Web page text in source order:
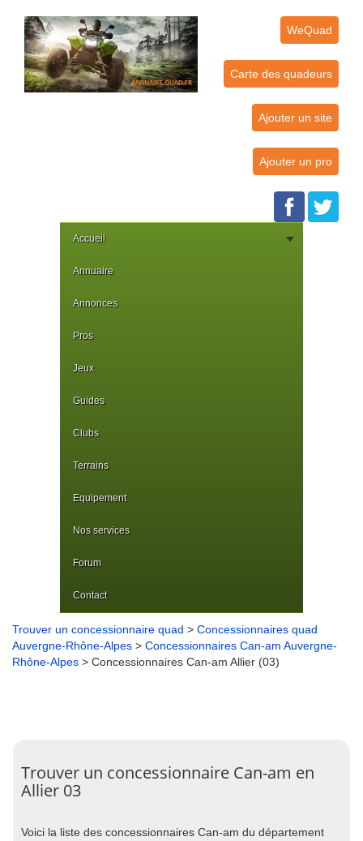
WeQuad
Carte des quadeurs
Ajouter un site
Ajouter un pro
Accueil
Annuaire
Annonces
Pros
Jeux
Guides
Clubs
Terrains
Equipement
Nos services
Forum
Contact
Trouver un concessionnaire quad > Concessionnaires quad
Auvergne-Rhône-Alpes > Concessionnaires Can-am Auvergne-
Rhône-Alpes > Concessionnaires Can-am Allier (03)
Trouver un concessionnaire Can-am en
Allier 03
Voici la liste des concessionnaires Can-am du département